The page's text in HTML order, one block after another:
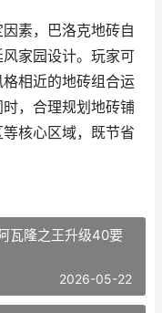
素，巴洛克地砖自
家园设计。玩家可
相近的地砖组合运
，合理规划地砖铺
核心区域，既节省
瓦隆之王升级40要
2026-05-22